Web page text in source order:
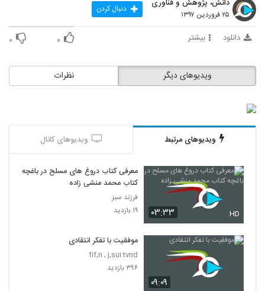
17
030019 - تفکر انتقادی (سری اول)
030020 - تفکر انتقادی (سری اول)
030021 - تفکر انتقادی (سری اول)
22
030022 - تفکر انتقادی (سری اول)
۴۷۶ بازدید
030023 - تفکر انتقادی (سری اول)
۵۷۳ بازدید
دانش، پژوهش و فناوری
۲۵ فروردین ۱۳۹۷ دنبال کردن
دانلود بیشتر ۰ ۰
نظرات ویدیوهای دیگر
ویدیوهای مرتبط ویدیوهای کانال
۰۳:۳۳ HD
معرفی کتاب دروغ های مسلح در باغچه
کتاب محمد منشی زاده
فرزند سبز
۱۹ بازدید
۰۹:۰۹
موفقیت با تفکر انتقادی
fif,n , j,sui tvnd
۳۹۶ بازدید